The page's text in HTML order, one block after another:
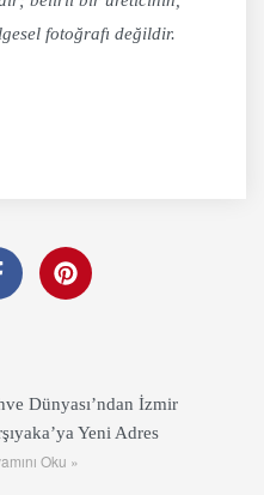
fotoğrafı değildir.
Dünyası’ndan İzmir
Yeni Adres
Oku »